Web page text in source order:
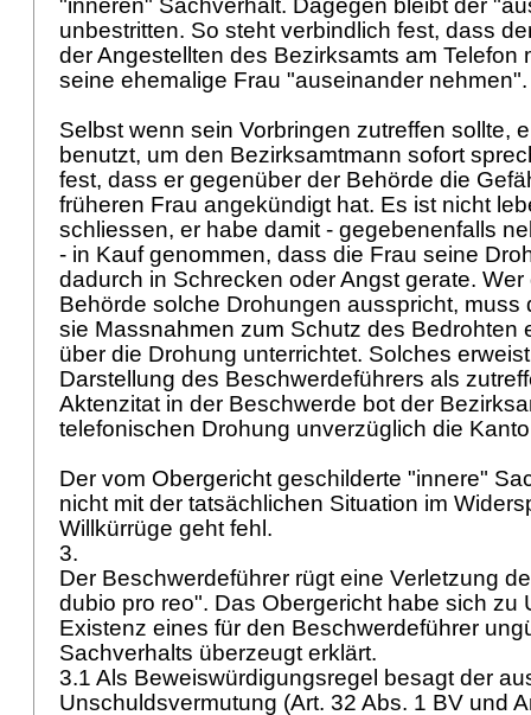
"inneren" Sachverhalt. Dagegen bleibt der
unbestritten. So steht verbindlich fest, dass
der Angestellten des Bezirksamts am Telefon
seine ehemalige Frau "auseinander
Selbst wenn sein Vorbringen zutreffen sollte,
benutzt, um den Bezirksamtmann sofort
fest, dass er gegenüber der Behörde die
früheren Frau angekündigt hat. Es ist nicht
schliessen, er habe damit - gegebenenfalls
- in Kauf genommen, dass die Frau seine
dadurch in Schrecken oder Angst gerate.
Behörde solche Drohungen ausspricht, muss
sie Massnahmen zum Schutz des Bedrohten
über die Drohung unterrichtet. Solches
Darstellung des Beschwerdeführers als
Aktenzitat in der Beschwerde bot der
telefonischen Drohung unverzüglich die
Der vom Obergericht geschilderte "innere"
nicht mit der tatsächlichen Situation im
Willkürrüge geht fehl.
3.
Der Beschwerdeführer rügt eine Verletzung
dubio pro reo". Das Obergericht habe sich zu
Existenz eines für den Beschwerdeführer
Sachverhalts überzeugt erklärt.
3.1 Als Beweiswürdigungsregel besagt der
Unschuldsvermutung (Art. 32 Abs. 1 BV und